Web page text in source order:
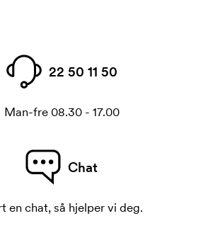
22 50 11 50
Man-fre 08.30 - 17.00
Chat
en chat, så hjelper vi deg.